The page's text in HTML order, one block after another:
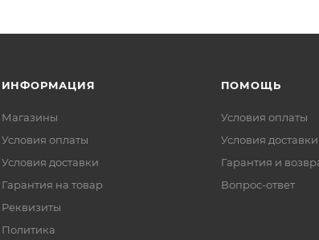
ИНФОРМАЦИЯ
Магазины
Условия оплаты
Условия доставки
Гарантия на товар
Реквизиты
Политика
ПОМОЩЬ
Условия оплаты
Условия доставки
Гарантия и
Вопрос-ответ